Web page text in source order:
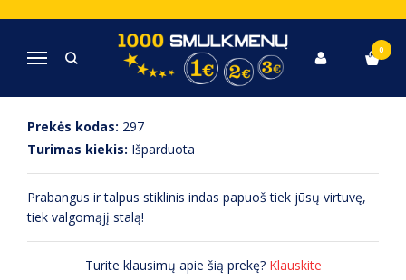
Navigacija
0
Pagrindinis Virtuvė, Indai, Įrankiai Stiklinis indas su dangteliu
STIKLINIS INDAS SU DANGTELIU
Prekės kodas: 297
Turimas kiekis: Išparduota
Prabangus ir talpus stiklinis indas papuoš tiek jūsų virtuvę,
tiek valgomąjį stalą!
Turite klausimų apie šią prekę? Klauskite